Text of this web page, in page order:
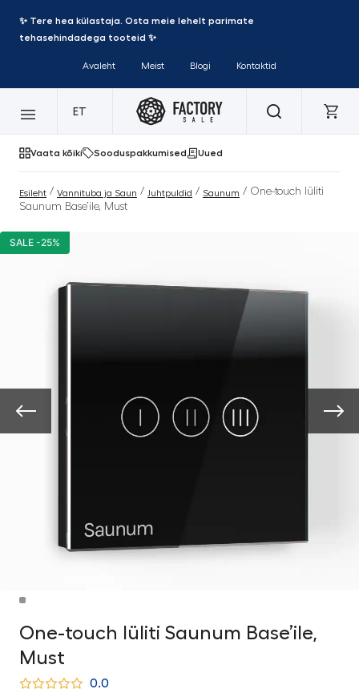
✨ Tere hea külastaja. Osta meie lehelt parimate
tehasehindadega tooteid ✨
Avaleht Meist Blogi Kontaktid
ET
Vaata kõiki Sooduspakkumised Uued
Esileht / Vannituba ja Saun / Juhtpuldid / Saunum / One-touch lüliti
Saunum Base’ile, Must
SALE -25%
One-touch lüliti Saunum Base’ile,
Must
0.0